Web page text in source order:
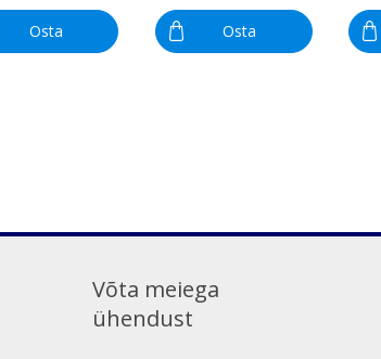
Osta Osta
Võta meiega
ühendust